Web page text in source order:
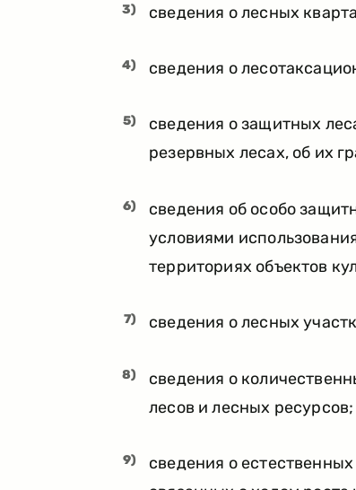
3) сведения о лесных
4) сведения о
5)
сведения о защитных
резервных лесах, об их
6)
сведения об особо
условиями
территориях объектов
7) сведения о лесных
8)
сведения о
лесов и лесных ресурсов;
9)
сведения о